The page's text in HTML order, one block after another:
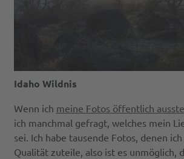
Idaho Wildnis
Wenn ich meine Fotos öffentlich
ich manchmal gefragt, welches mein
sei. Ich habe tausende Fotos, denen
Qualität zuteile, also ist es unmöglich,